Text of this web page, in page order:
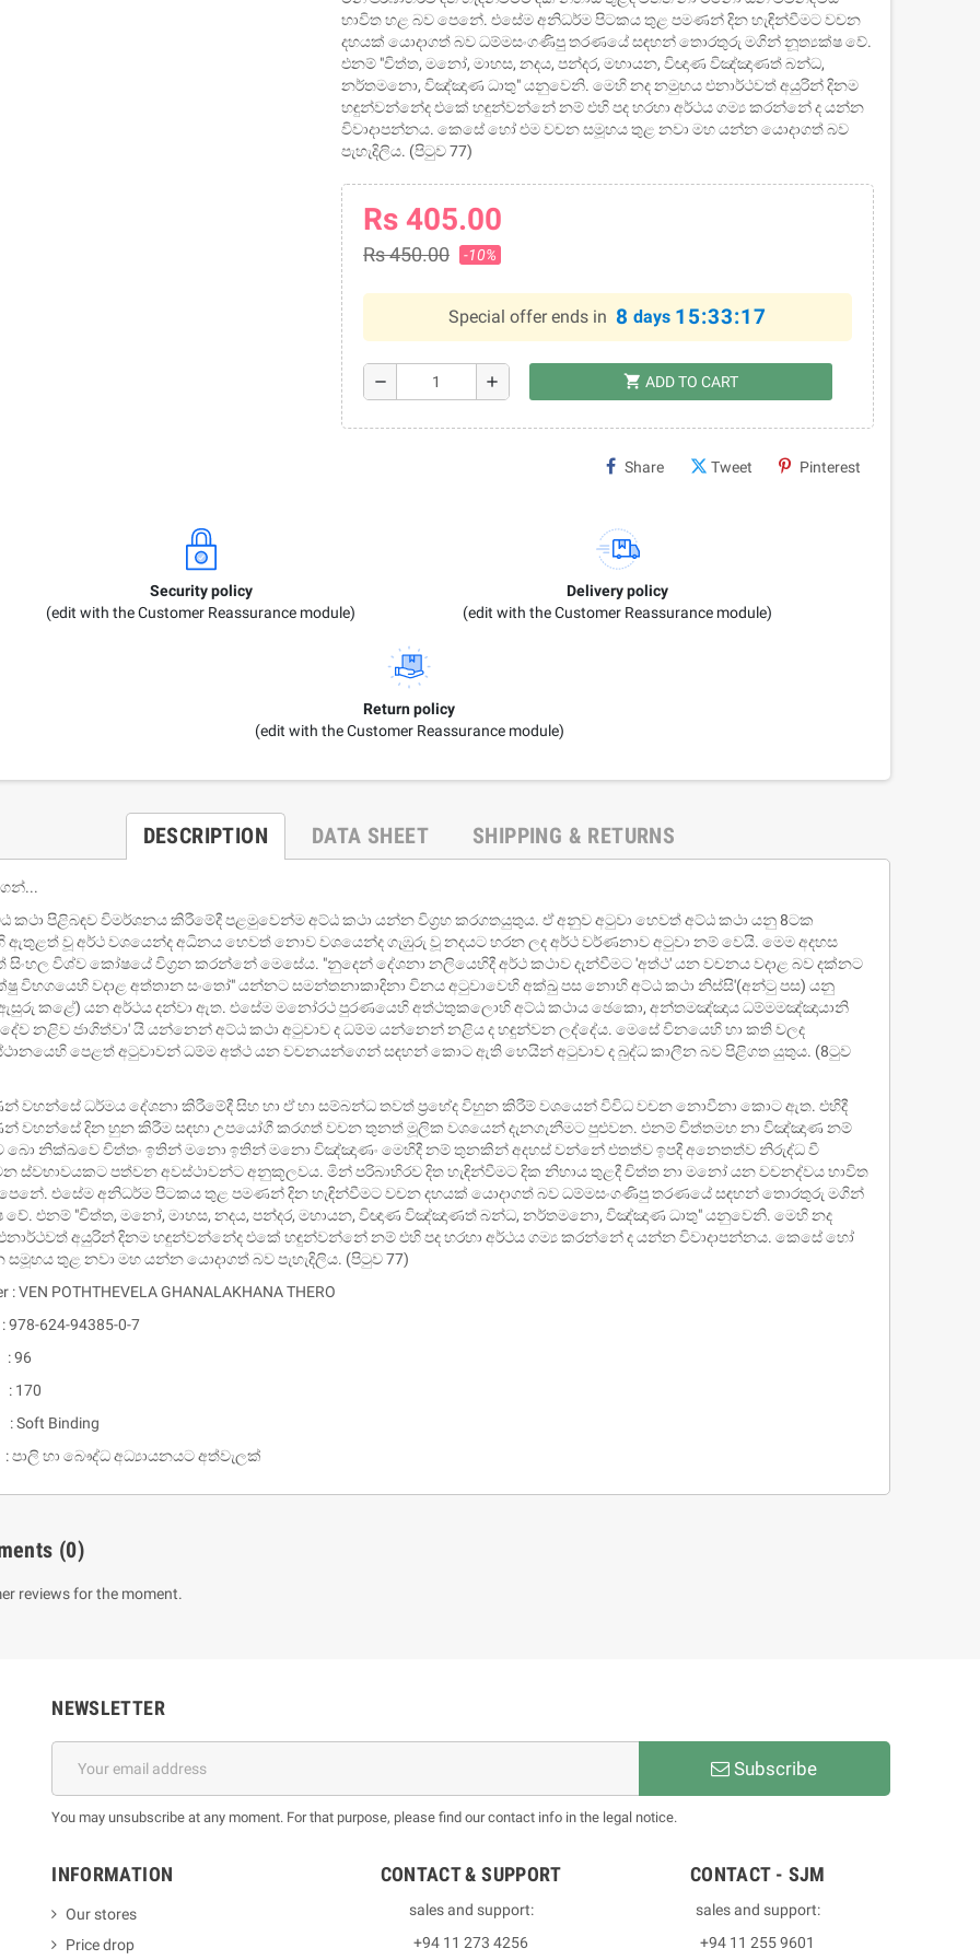
Wahanse
භාවිත හළ බව පෙනේ. එසේම අනිධර්ම පිටකය තුළ පමණන් දින හැඳින්වීමට වචන
දහයක් යොදාගත් බව ධම්මසංගණිපු තරණයේ සඳහන් තොරතුරු මගින් නූත්‍යක්ෂ වේ.
එනම් "චිත්ත, මනෝ, මාහස, නදය, පන්දර, මහායන, විඥාණ විඤ්ඤාණත් බන්ධ,
නර්තමනො, විඤ්ඤාණ ධාතු" යනුවෙනි. මෙහි නද නමුහය එනාර්ථවත් අයුරින් දිනම
හඳුන්වන්නේද එකේ හඳුන්වන්නේ නම් එහි පද හරහා අර්ථය ගම්‍ය කරන්නේ ද යන්න
විවාදාපන්නය. කෙසේ හෝ එම වචන සමූහය තුළ නවා මහ යන්න යොදාගත් බව
පැහැදිලිය. (පිටුව 77)
Rs 405.00
Rs 450.00 -10%
Special offer ends in 8 days 15:33:16
remove add shopping_cart ADD TO CART
Share Tweet Pinterest
Security policy
(edit with the Customer Reassurance module)
Delivery policy
(edit with the Customer Reassurance module)
Return policy
(edit with the Customer Reassurance module)
DESCRIPTION DATA SHEET SHIPPING & RETURNS
කථා පිළිබඳව විමර්ශනය කිරීමේදී පළමුවෙන්ම අට්ඨ කථා යන්න විග්‍රහ කරගතයුතුය. ඒ අනුව අටුවා හෙවත් අට්ඨ කථා යනු 8ටක
වූ අර්ථ වශයෙන්ද අධිනය හෙවත් නොව වශයෙන්ද ගැඹුරු වූ නදයට හරන ලද අර්ථ වර්ණනාව අටුවා නම් වෙයි. මෙම අදහස
සිංහල විශ්ව කෝෂයේ විග්‍රන කරන්නේ මෙසේය. "නුදෙන් දේශනා නලියෙහිදී අර්ථ කථාව දැන්වීමට 'අත්ථ' යන වචනය වදාළ බව දක්නට
විභගයෙහි වදාළ අත්තාන සංතෝ" යන්නට සමන්තනාකාදිනා විනය අටුවාවෙහි අක්ඛු පස නොහි අට්ඨ කථා නිස්සි'(අන්ටු පස) යනු
ඇසුරු කළේ) යන අර්ථය දන්වා ඇත. එසේම මනෝරථ පුරණයෙහි අත්ථතුකලොහි අට්ඨ කථාය ඡෙකො, අන්තමඤ්ඤාය ධම්මමඤ්ඤායානි
නළිව ජාගිත්වා' යි යන්නෙන් අට්ඨ කථා අටුවාව ද ධම්ම යන්නෙන් නළිය ද හඳුන්වන ලද්දේය. මෙසේ විනයෙහි හා කති වලද
පෙළත් අටුවාවන් ධම්ම අත්ථ යන වචනයන්ගෙන් සඳහන් කොට ඇති හෙයින් අටුවාව ද බුද්ධ කාලීන බව පිළිගත යුතුය. (8ටුව
වහන්සේ ධර්මය දේශනා කිරීමේදී සිහ හා ඒ හා සම්බන්ධ තවත් ප්‍රභේද විහුන කිරීම් වශයෙන් විවිධ වචන නොවීනා කොට ඇත. එහිදී
වහන්සේ දින හුන කිරීම සඳහා උපයෝගී කරගත් වචන තුනත් මූලික වශයෙන් දැනගැනීමට පුළුවන. එනම් චිත්තමහ නා විඤ්ඤාණ නම්
ව බො නික්ඛවෙ චිත්තං ඉතින් මනො ඉතින් මනො විඤ්ඤාණං මෙහිදී නම් තුනකින් අදහස් වන්නේ එතත්ව ඉපදී අනෙතත්ව නිරුද්ධ වී
ස්වභාවයකට පත්වන අවස්ථාවන්ට අනුකූලවය. මින් පරිබාහිරව දිත හැඳින්වීමට දික නිහාය තුළදී චිත්ත නා මනෝ යන වචනද්වය භාවිත
එසේම අනිධර්ම පිටකය තුළ පමණන් දින හැඳින්වීමට වචන දහයක් යොදාගත් බව ධම්මසංගණිපු තරණයේ සඳහන් තොරතුරු මගින්
එනම් "චිත්ත, මනෝ, මාහස, නදය, පන්දර, මහායන, විඥාණ විඤ්ඤාණත් බන්ධ, නර්තමනො, විඤ්ඤාණ ධාතු" යනුවෙනි. මෙහි නද
අයුරින් දිනම හඳුන්වන්නේද එකේ හඳුන්වන්නේ නම් එහි පද හරහා අර්ථය ගම්‍ය කරන්නේ ද යන්න විවාදාපන්නය. කෙසේ හෝ
සමූහය තුළ නවා මහ යන්න යොදාගත් බව පැහැදිලිය. (පිටුව 77)
: VEN POTHTHEVELA GHANALAKHANA THERO
624-94385-0-7
96
170
: Soft Binding
පාලි හා බෞද්ධ අධ්‍යායනයට අත්වැලක්
(0)
reviews for the moment.
NEWSLETTER
Subscribe
You may unsubscribe at any moment. For that purpose, please find our contact info in the legal notice.
INFORMATION
Our stores
Price drop
CONTACT & SUPPORT
sales and support:
+94 11 273 4256
CONTACT - SJM
sales and support:
+94 11 255 9601